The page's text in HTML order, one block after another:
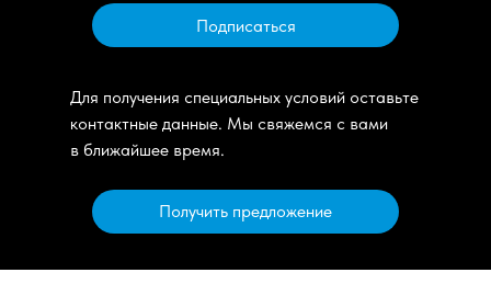
Подписаться
Для получения специальных условий оставьте
контактные данные. Мы свяжемся с вами
в ближайшее время.
Получить предложение